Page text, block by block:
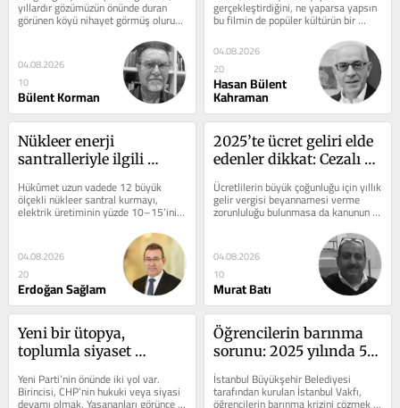
yıllardır gözümüzün önünde duran
görünen köyü nihayet görmüş oluruz.
Gelgelelim, o gün...
04.08.2026
10
Bülent Korman
gerçekleştirdiğini, ne yaparsa yapsın
bu filmin de popüler kültürün bir
parçası olacağını bilerek...
04.08.2026
20
Hasan Bülent
Kahraman
Nükleer enerji
santralleriyle ilgili
teşvikler neler?
Hükûmet uzun vadede 12 büyük
ölçekli nükleer santral kurmayı,
elektrik üretiminin yüzde 10–15’ini
nükleerden elde etmeyi ve yeni
04.08.2026
20
Erdoğan Sağlam
2025’te ücret geliri elde
edenler dikkat: Cezalı
başladı…
Ücretlilerin büyük çoğunluğu için yıllık
gelir vergisi beyannamesi verme
zorunluluğu bulunmasa da kanunun
öngördüğü istisnai hâller...
04.08.2026
10
Murat Batı
Yeni bir ütopya,
toplumla siyaset
Yeni Parti'nin önündeki
iki yol
Yeni Parti’nin önünde iki yol var.
Birincisi, CHP’nin hukuki veya siyasi
devamı olmak. Yaşananları görünce
Öğrencilerin barınma
sorunu: 2025 yılında 57
dondurmuş!
İstanbul Büyükşehir Belediyesi
tarafından kurulan İstanbul Vakfı,
öğrencilerin barınma krizini çözmek